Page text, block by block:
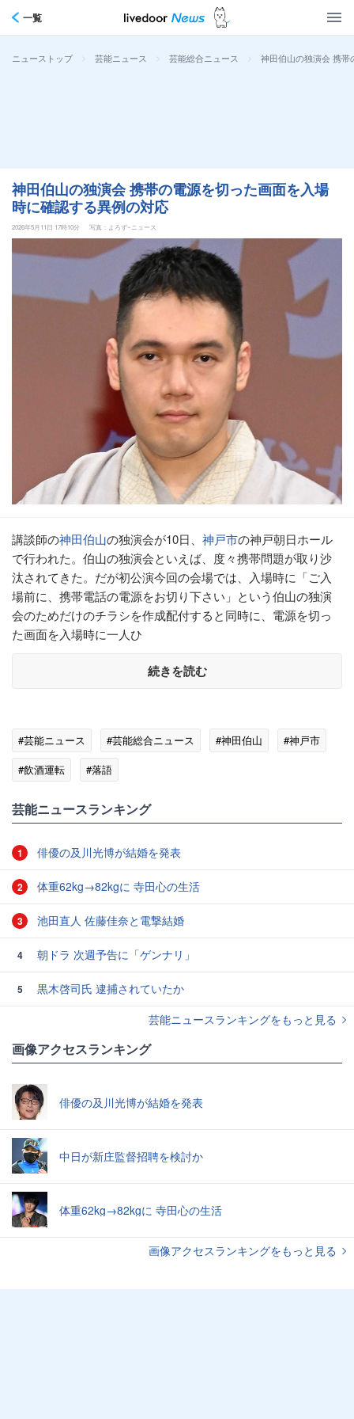
一覧
ニューストップ > 芸能ニュース > 芸能総合ニュース > 神田伯山の独演会 携帯
神田伯山の独演会 携帯の電源を切った画面を入場
時に確認する異例の対応
2026年5月11日 17時10分 写真：よろず~ニュース
講談師の神田伯山の独演会が10日、 神戸市の神戸朝日ホール
で行われた。伯山の独演会といえば、度々携帯問題が取り沙
汰されてきた。だが初公演今回の会場では、入場時に「ご入
場前に、携帯電話の電源をお切り下さい」という伯山の独演
会のためだけのチラシを作成配付すると同時に、電源を切っ
た画面を入場時に一人ひ
続きを読む
#芸能ニュース #芸能総合ニュース #神田伯山
#神戸市
#飲酒運転
#落語
芸能ニュースランキング
1 俳優の及川光博が結婚を発表
2 体重62kg→82kgに 寺田心の生活
3 池田直人 佐藤佳奈と電撃結婚
4 朝ドラ 次週予告に「ゲンナリ」
5
黒木啓司氏 逮捕されていたか
芸能ニュースランキングをもっと見る
画像アクセスランキング
俳優の及川光博が結婚を発表
中日が新庄監督招聘を検討か
体重62kg→82kgに 寺田心の生活
画像アクセスランキングをもっと見る